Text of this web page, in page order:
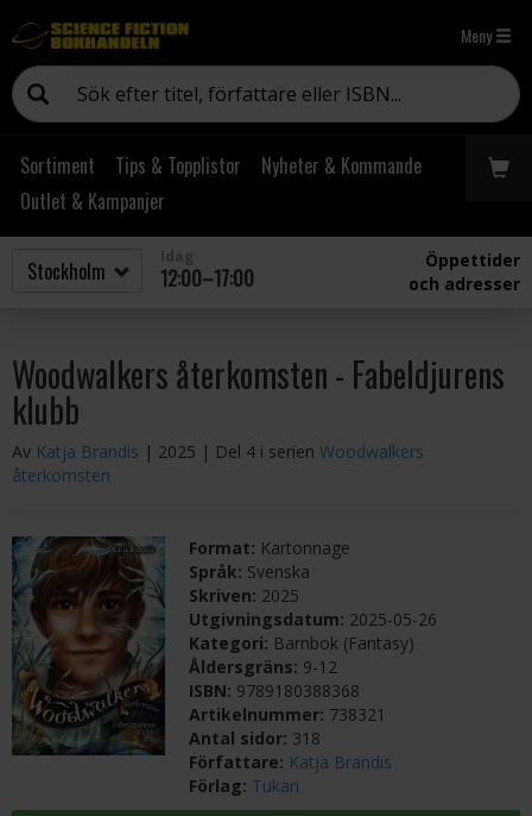
Meny
Sortiment Tips & Topplistor
Nyheter & Kommande
Outlet & Kampanjer
12:00–17:00
Öppettider
och adresser
Woodwalkers återkomsten - Fabeldjurens
klubb
Av Katja Brandis | 2025 | Del 4 i serien Woodwalkers
återkomsten
Format: Kartonnage
Språk: Svenska
Skriven: 2025
Utgivningsdatum: 2025-05-26
Kategori: Barnbok (Fantasy)
Åldersgräns: 9-12
ISBN: 9789180388368
Artikelnummer: 738321
Antal sidor: 318
Författare: Katja Brandis
Förlag: Tukan